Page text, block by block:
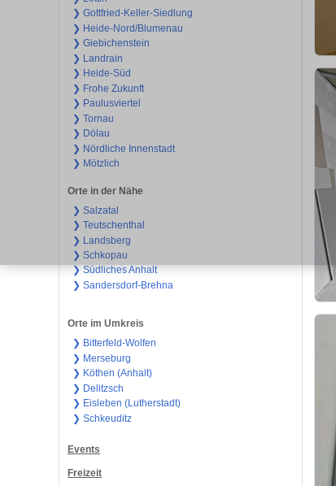
❯ Gottfried-Keller-Siedlung
❯ Heide-Nord/Blumenau
❯ Giebichenstein
❯ Landrain
❯ Heide-Süd
❯ Frohe Zukunft
❯ Paulusviertel
❯ Tornau
❯ Dölau
❯ Nördliche Innenstadt
❯ Mötzlich
Orte in der Nähe
❯ Salzatal
❯ Teutschenthal
❯ Landsberg
❯ Schkopau
❯ Südliches Anhalt
❯ Sandersdorf-Brehna
Orte im Umkreis
❯ Bitterfeld-Wolfen
❯ Merseburg
❯ Köthen (Anhalt)
❯ Delitzsch
❯ Eisleben (Lutherstadt)
❯ Schkeuditz
Events
Freizeit